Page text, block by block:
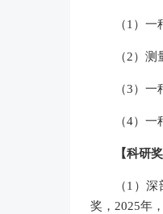
（1 ） 一
（2） 测
（3） 一
（4） 一
【科研
（1）
奖，2025年